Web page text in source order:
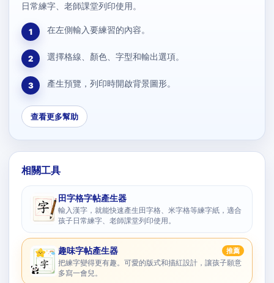
日常練字、老師課堂列印使用。
1 在左側輸入要練習的內容。
2 選擇格線、顏色、字型和輸出選項。
3 產生預覽，列印時開啟背景圖形。
查看更多幫助
相關工具
田字格字帖產生器
輸入漢字，就能快速產生田字格、米字格等練字紙，適合
孩子日常練字、老師課堂列印使用。
趣味字帖產生器 推薦
把練字變得更有趣。可愛的版式和描紅設計，讓孩子願意
多寫一會兒。